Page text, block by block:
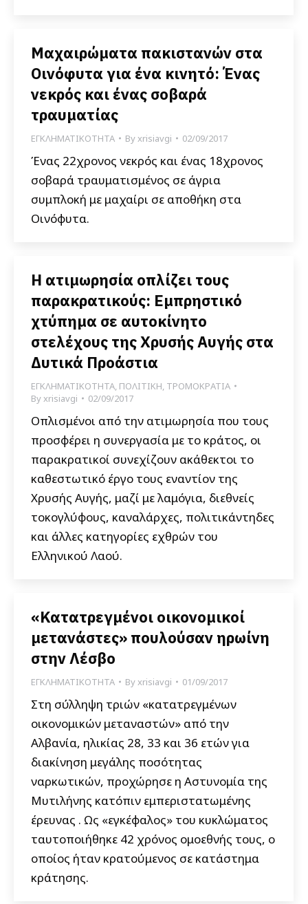
Μαχαιρώματα πακιστανών στα
Οινόφυτα για ένα κινητό: Ένας
νεκρός και ένας σοβαρά
τραυματίας
ΕΓΚΛΗΜΑΤΙΚΟΤΗΤΑ Byxrisiavgi 02/09/2017
Ένας 22χρονος νεκρός και ένας 18χρονος
σοβαρά τραυματισμένος σε άγρια
συμπλοκή με μαχαίρι σε αποθήκη στα
Οινόφυτα.
Η ατιμωρησία οπλίζει τους
παρακρατικούς: Εμπρηστικό
χτύπημα σε αυτοκίνητο
στελέχους της Χρυσής Αυγής στα
Δυτικά Προάστια
ΕΓΚΛΗΜΑΤΙΚΟΤΗΤΑ, ΠΟΛΙΤΙΚΗ, ΤΡΟΜΟΚΡΑΤΙΑ
Byxrisiavgi 02/09/2017
Οπλισμένοι από την ατιμωρησία που τους
προσφέρει η συνεργασία με το κράτος, οι
παρακρατικοί συνεχίζουν ακάθεκτοι το
καθεστωτικό έργο τους εναντίον της
Χρυσής Αυγής, μαζί με λαμόγια, διεθνείς
τοκογλύφους, καναλάρχες, πολιτικάντηδες
και άλλες κατηγορίες εχθρών του
Ελληνικού Λαού.
«Κατατρεγμένοι οικονομικοί
μετανάστες» πουλούσαν ηρωίνη
στην Λέσβο
ΕΓΚΛΗΜΑΤΙΚΟΤΗΤΑ Byxrisiavgi 01/09/2017
Στη σύλληψη τριών «κατατρεγμένων
οικονομικών μεταναστών» από την
Αλβανία, ηλικίας 28, 33 και 36 ετών για
διακίνηση μεγάλης ποσότητας
ναρκωτικών, προχώρησε η Αστυνομία της
Μυτιλήνης κατόπιν εμπεριστατωμένης
έρευνας . Ως «εγκέφαλος» του κυκλώματος
ταυτοποιήθηκε 42 χρόνος ομοεθνής τους, ο
οποίος ήταν κρατούμενος σε κατάστημα
κράτησης.